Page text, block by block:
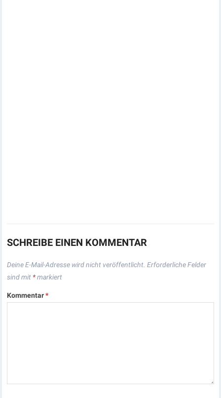
SCHREIBE EINEN KOMMENTAR
Deine E-Mail-Adresse wird nicht veröffentlicht. Erforderliche Felder
sind mit *markiert
Kommentar*